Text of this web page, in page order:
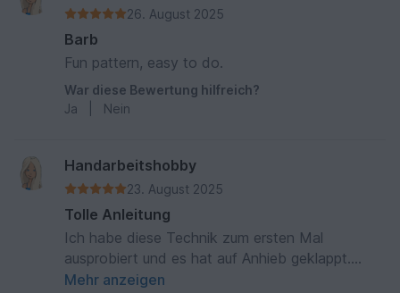
26. August 2025
Barb
Fun pattern, easy to do.
War diese Bewertung hilfreich?
Ja
Nein
Handarbeitshobby
23. August 2025
Tolle Anleitung
Ich habe diese Technik zum ersten Mal
ausprobiert und es hat auf Anhieb geklappt.
Eigentlich viel zu schön für einen Topflappen.
Mehr anzeigen